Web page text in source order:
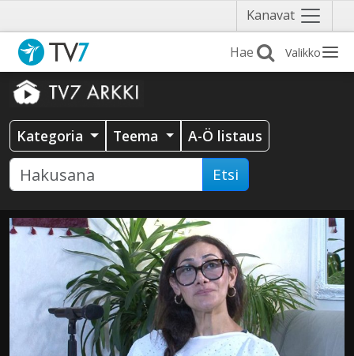
Kanavat Näytä
valikko
Valikko
Kategoria Teema A-Ö listaus
Etsi